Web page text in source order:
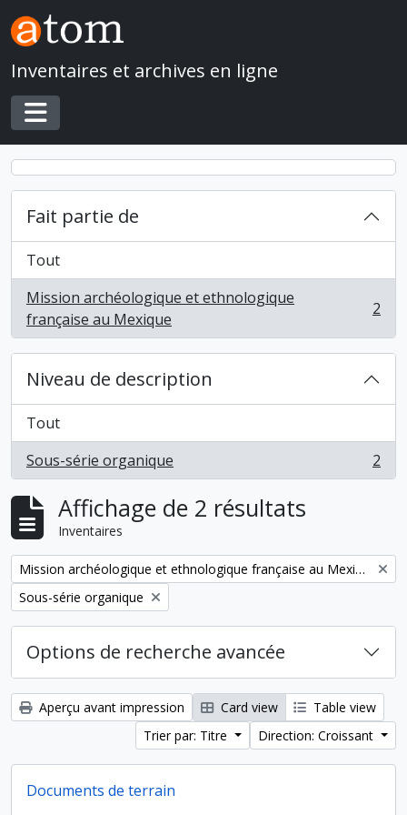
Skip to main content
Inventaires et archives en ligne
Toggle navigation
Fait partie de
Tout
Mission archéologique et ethnologique
française au Mexique
, 2 résultats 2
Niveau de description
Tout
Sous-série organique
, 2 résultats 2
Affichage de 2 résultats
Inventaires
Remove filter:
Mission archéologique et ethnologique française au Mexique
Remove filter:
Sous-série organique
Options de recherche avancée
Aperçu avant impression Card view
Table view
Trier par: Titre
Direction: Croissant
Documents de terrain